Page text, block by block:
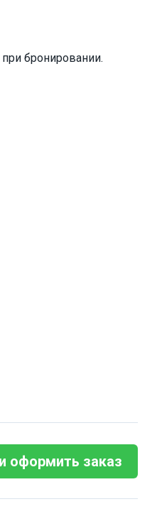
бронировании.
оформить заказ